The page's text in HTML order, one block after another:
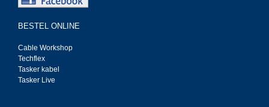
BESTEL ONLINE
Cable Workshop
Techflex
Tasker kabel
Tasker Live